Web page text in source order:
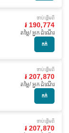
ចាប់ផ្ដើមពី
៛ 190,774
តម្លៃ/ អ្នកដំណើរ
កក់
ចាប់ផ្ដើមពី
៛ 207,870
តម្លៃ/ អ្នកដំណើរ
កក់
ចាប់ផ្ដើមពី
៛ 207,870